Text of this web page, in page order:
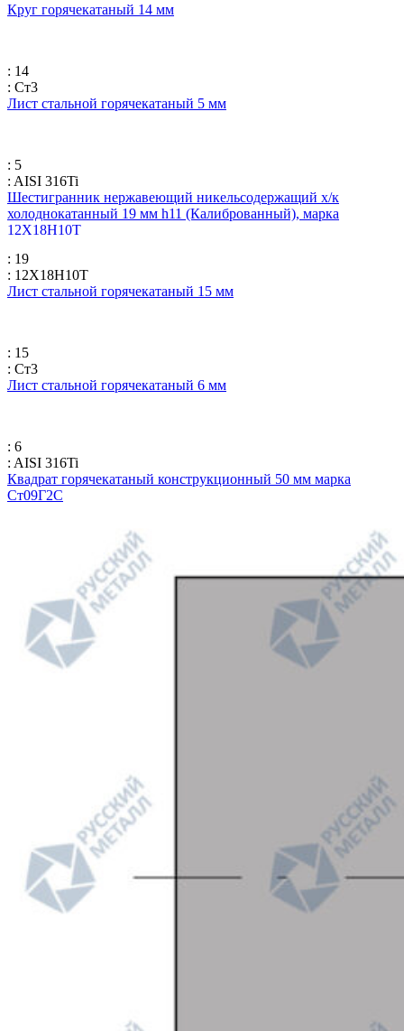
Круг горячекатаный 14 мм
: 14
: Ст3
Лист стальной горячекатаный 5 мм
: 5
: AISI 316Ti
Шестигранник нержавеющий никельсодержащий х/к
холоднокатанный 19 мм h11 (Калиброванный), марка
12Х18Н10Т
: 19
: 12Х18Н10Т
Лист стальной горячекатаный 15 мм
: 15
: Ст3
Лист стальной горячекатаный 6 мм
: 6
: AISI 316Ti
Квадрат горячекатаный конструкционный 50 мм марка
Ст09Г2С